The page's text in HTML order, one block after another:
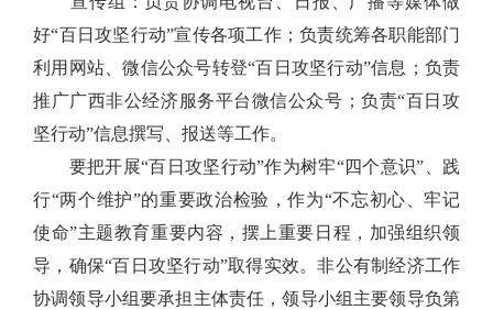
好“百日攻坚行动”宣传各项工作；负责统筹各职能部门
利用网站、微信公众号转登“百日攻坚行动”信息；负责
推广广西非公经济服务平台微信公众号；负责“百日攻
坚行动”信息撰写、报送等工作。
要把开展“百日攻坚行动”作为树牢“四个意识”、践
行“两个维护”的重要政治检验，作为“不忘初心、牢记
使命”主题教育重要内容，摆上重要日程，加强组织领
导，确保“百日攻坚行动”取得实效。非公有制经济工作
协调领导小组要承担主体责任，领导小组主要领导负第